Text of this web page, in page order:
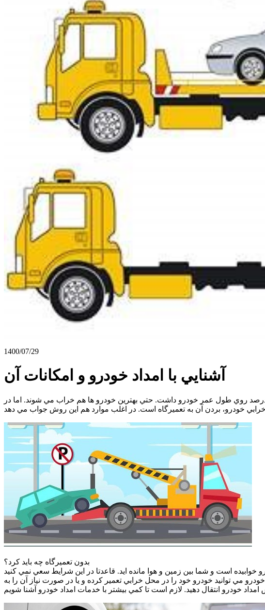
1400/07/29
آشنايي با امداد خودرو و امكانات آن
روي طول عمر خودرو داشت. حتي بهترين خودرو ها هم خراب مي شوند. اما در
بدون تعميرگاه چه بايد كرد؟
است و شما بين زمين و هوا مانده ايد. قاعدتا در اين شرايط سعي نمي كنيد
مي توانيد خودرو خود را در محل خرابي تعمير كرده و يا در صورت نياز آن را به